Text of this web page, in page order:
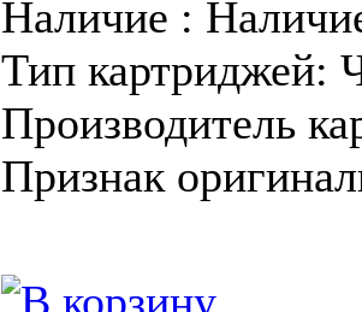
Наличие :
Тип картриджей:
Производитель
Признак